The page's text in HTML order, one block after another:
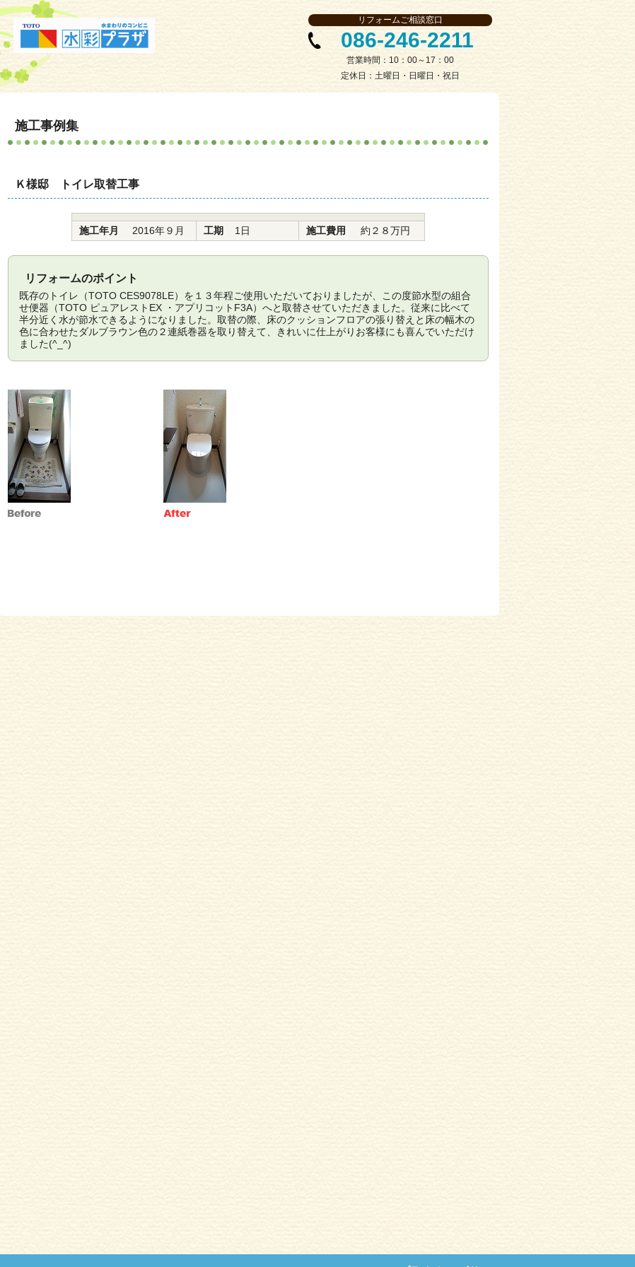
リフォームご相談窓口
086-246-2211
営業時間：10：00～17：00
定休日：土曜日・日曜日・祝日
施工事例集
Ｋ様邸 トイレ取替工事
施工年月 2016年９月 工期 1日 施工費用 約２８万円
リフォームのポイント
既存のトイレ（TOTO CES9078LE）を１３年程ご使用いただいておりましたが、この度節水型の組合
せ便器（TOTO ピュアレストEX ・アプリコットF3A）へと取替させていただきました。従来に比べて
半分近く水が節水できるようになりました。取替の際、床のクッションフロアの張り替えと床の幅木の
色に合わせたダルブラウン色の２連紙巻器を取り替えて、きれいに仕上がりお客様にも喜んでいただけ
ました(^_^)